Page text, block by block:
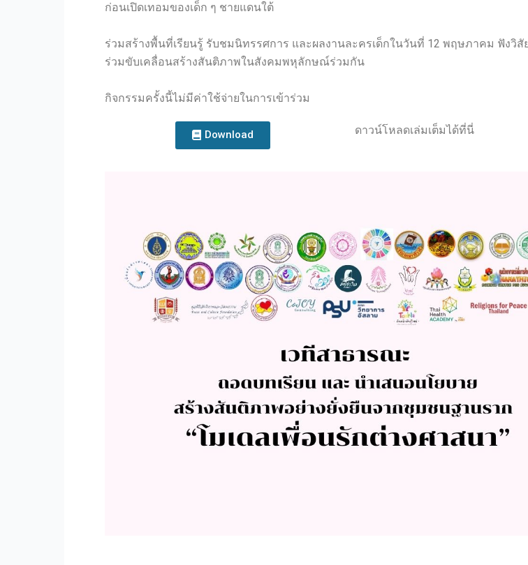
ก่อนเปิดเทอมของเด็ก ๆ ชายแดนใต้
ร่วมสร้างพื้นที่เรียนรู้ รับชมนิทรรศการ และผลงานละครเด็กในวันที่ 12 พฤษภาคม ฟังวิ
ร่วมขับเคลื่อนสร้างสันติภาพในสังคมพหุลักษณ์ร่วมกัน
กิจกรรมครั้งนี้ไม่มีค่าใช้จ่ายในการเข้าร่วม
Download ดาวน์โหลดเล่มเต็มได้ที่นี่